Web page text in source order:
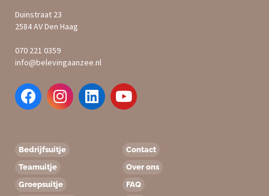
Duinstraat 23
2584 AV Den Haag
070 221 0359
info@belevingaanzee.nl
Bedrijfsuitje
Teamuitje
Groepsuitje
Contact
Over ons
FAQ